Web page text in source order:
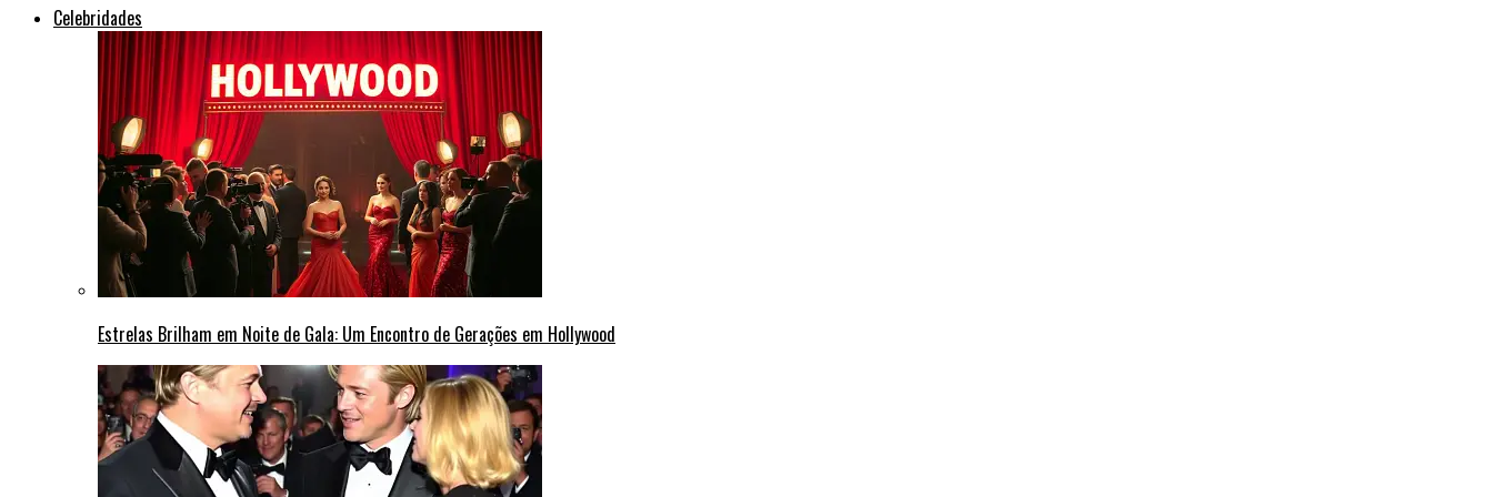
Celebridades
Estrelas Brilham em Noite de Gala: Um Encontro de Gerações em Hollywood